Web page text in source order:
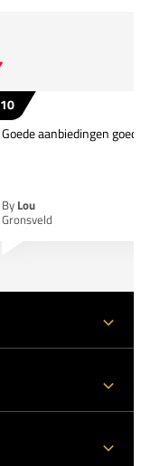
10
Goede aanbiedingen
By Lou
Gronsveld